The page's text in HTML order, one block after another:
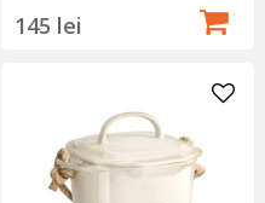
145 lei